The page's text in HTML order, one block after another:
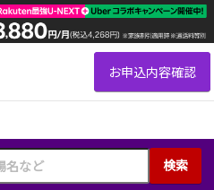
検索